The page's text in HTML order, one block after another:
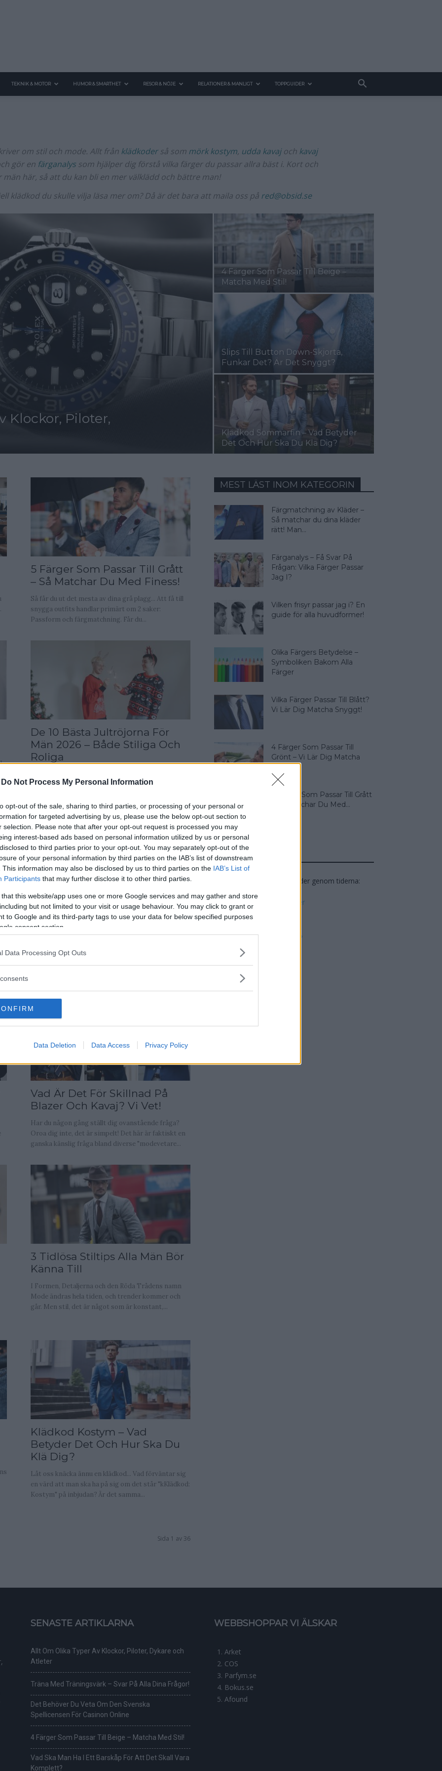
Do Not Process My Personal Information
opt-out of the sale, sharing to third parties, or processing of your personal or
for targeted advertising by us, please use the below opt-out section to
selection. Please note that after your opt-out request is processed you may
interest-based ads based on personal information utilized by us or personal
to third parties prior to your opt-out. You may separately opt-out of the
of your personal information by third parties on the IAB’s list of downstream
This information may also be disclosed by us to third parties on the IAB’s List of
Participants that may further disclose it to other third parties.
that this website/app uses one or more Google services and may gather and store
but not limited to your visit or usage behaviour. You may click to grant or
to Google and its third-party tags to use your data for below specified purposes
consent section.
Data Processing Opt Outs
Data Deletion Data Access Privacy Policy
TEKNIK & MOTOR HUMOR & SMARTHET RESOR & NÖJE RELATIONER & MANLIGT TOPPGUIDER
om stil och mode. Allt från klädkoderså som mörk kostym, udda kavajoch kavaj
gör en färganalys som hjälper dig förstå vilka färger du passar allra bäst i. Kort och
här, så att du kan bli en mer välklädd och bättre man!
klädkod du skulle vilja läsa mer om? Då är det bara att maila oss på red@obsid.se
Klockor, Piloter,
4 Färger Som Passar Till Beige –
Matcha Med Stil!
Slips Till Button Down-Skjorta,
Funkar Det? Är Det Snyggt?
Klädkod Sommarfin – Vad Betyder
Det Och Hur Ska Du Klä Dig?
5 Färger Som Passar Till Grått
– Så Matchar Du Med Finess!
Så får du ut det mesta av dina grå plagg... Att få till
snygga outfits handlar primärt om 2 saker:
Passform och färgmatchning. Får du...
De 10 Bästa Jultröjorna För
Män 2026 – Både Stiliga Och
Roliga
Julen närmar sig med stormsteg, och om det är
Rugbytröjan – Så Bär Du Den
Snyggast, Oavsett Stil!
Den legendariska tröjan född i den brutala
preppystilens viktigaste plagg, rugbytröjan.
Rugbytröjans historia Rugbytröjans ursprung
Vad Är Det För Skillnad På
Blazer Och Kavaj? Vi Vet!
Har du någon gång ställt dig ovanstående fråga?
Oroa dig inte, det är simpelt! Det här är faktiskt en
ganska känslig fråga bland diverse "modevetare...
3 Tidlösa Stiltips Alla Män Bör
Känna Till
I Formen, Detaljerna och den Röda Trådens namn
Mode ändras hela tiden, och trender kommer och
går. Men stil, det är något som är konstant,...
Klädkod Kostym – Vad
Betyder Det Och Hur Ska Du
Klä Dig?
Låt oss knäcka ännu en klädkod... Vad förväntar sig
en värd att man ska ha på sig om det står "kKlädkod:
Kostym" på inbjudan? Är det samma...
Sida 1 av 36
MEST LÄST INOM KATEGORIN
Färgmatchning av Kläder –
Så matchar du dina kläder
rätt! Man...
Färganalys – Få Svar På
Frågan: Vilka Färger Passar
Jag I?
Vilken frisyr passar jag i? En
guide för alla huvudformer!
Olika Färgers Betydelse –
Symboliken Bakom Alla
Färger
Vilka Färger Passar Till Blått?
Vi Lär Dig Matcha Snyggt!
4 Färger Som Passar Till
Grönt – Vi Lär Dig Matcha
5 Färger Som Passar Till Grått
– Så Matchar Du Med...
TOPPGUIDER
Våra mest uppskattade guider genom tiderna:
Så färgmatchar du kläder
Färganalys
Vad betyder tatueringar?
Helkroppsövningar
SENASTE ARTIKLARNA
Allt Om Olika Typer Av Klockor, Piloter, Dykare och
Atleter
Träna Med Träningsvärk – Svar På Alla Dina Frågor!
Det Behöver Du Veta Om Den Svenska
Spellicensen För Casinon Online
4 Färger Som Passar Till Beige – Matcha Med Stil!
Vad Ska Man Ha I Ett Barskåp För Att Det Skall Vara
Komplett?
WEBBSHOPPAR VI ÄLSKAR
Arket
COS
Parfym.se
Bokus.se
Afound